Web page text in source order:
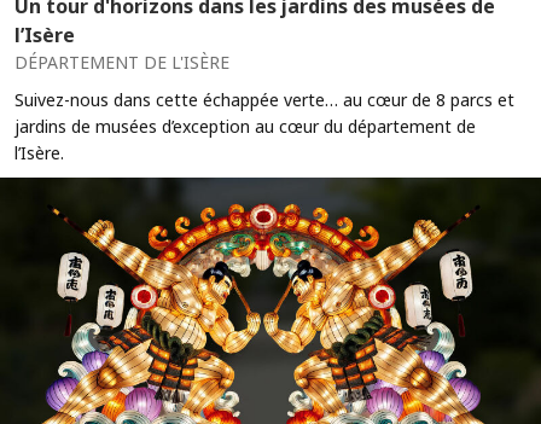
Un tour d'horizons dans les jardins des musées de
l’Isère
DÉPARTEMENT DE L'ISÈRE
Suivez-nous dans cette échappée verte… au cœur de 8 parcs et
jardins de musées d’exception au cœur du département de
l’Isère.